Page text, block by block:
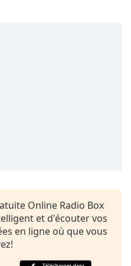
Online Radio Box
et d'écouter vos
en ligne où que vous